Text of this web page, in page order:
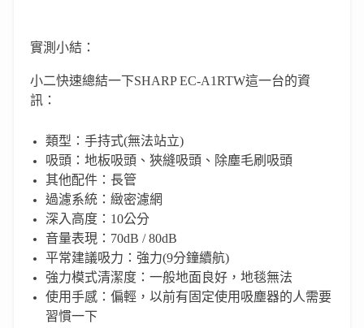
實測小結：
小二快速總結一下SHARP EC-A1RTW這一台的資
訊：
類型：手持式(無法站立)
吸頭：地板吸頭、狹縫吸頭、除塵毛刷吸頭
其他配件：長管
過濾系統：緻密濾網
深入高度：10公分
音量表現：70dB / 80dB
平常建議吸力：強力(9分鐘續航)
強力模式清潔度：一般地面良好，地毯無法
使用手感：偏輕，以前有固定使用吸塵器的人需要
習慣一下